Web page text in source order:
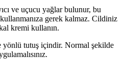
ve uçucu yağlar bulunur, bu
gerek kalmaz. Cildiniz
kremi kullanın.
yönlü tutuş içindir. Normal şekilde